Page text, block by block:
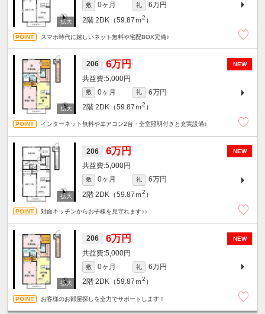
敷 0ヶ月 礼
6万円
2階 2DK（59.87ｍ2 ）
スマホ時代に嬉しいネット無料や宅配BOX完備♪
NEW
206 6万円
5,000円
敷 0ヶ月 礼
6万円
2階 2DK（59.87ｍ2 ）
インターネット無料やエアコン2台・全室照明付きと充実設備♪
NEW
206 6万円
5,000円
敷 0ヶ月 礼
6万円
2階 2DK（59.87ｍ2 ）
対面キッチンからお子様を見守れます♪♪
NEW
206 6万円
5,000円
敷 0ヶ月 礼
6万円
2階 2DK（59.87ｍ2 ）
お客様のお部屋探しを全力でサポートします！